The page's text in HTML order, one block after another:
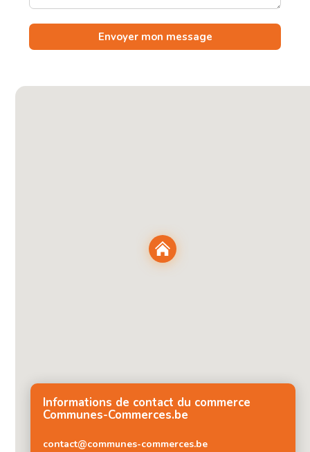
Informations de contact du commerce
Communes-Commerces.be
contact@communes-commerces.be